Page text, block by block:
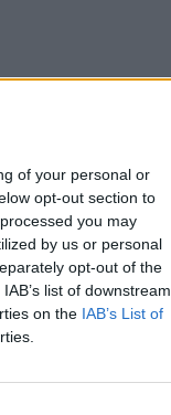
of your personal or
opt-out section to
you may
by us or personal
opt-out of the
list of downstream
on the IAB’s List of